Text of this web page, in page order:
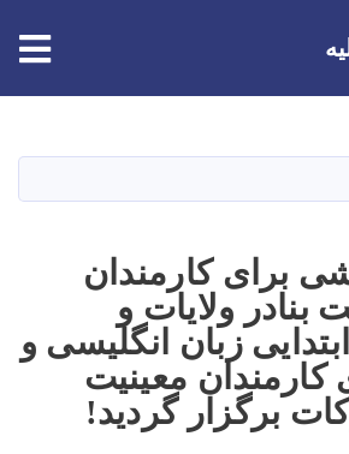
content
برای کارمندان
بنادر ولایات و
زبان انگلیسی و
کارمندان معینیت
برگزار گردید!